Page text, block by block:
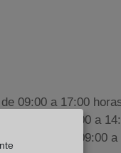
09:00 a 17:00
viernes de 09:00 a
diciembre de 09:00